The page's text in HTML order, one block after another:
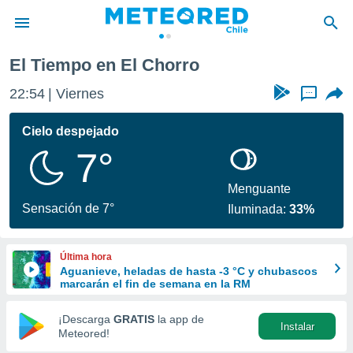
de
por
se
calidad.
a este
las
y
forma
digital
basada
El Tiempo en El Chorro
22:54 Viernes ...
Cielo despejado
7°
Sensación de 7°
Menguante
Iluminada:33%
Última hora
Aguanieve, heladas de hasta -3 °C y chubascos
marcarán el fin de semana en la RM
¡Descarga GRATIS la app de
Meteored!
Instalar